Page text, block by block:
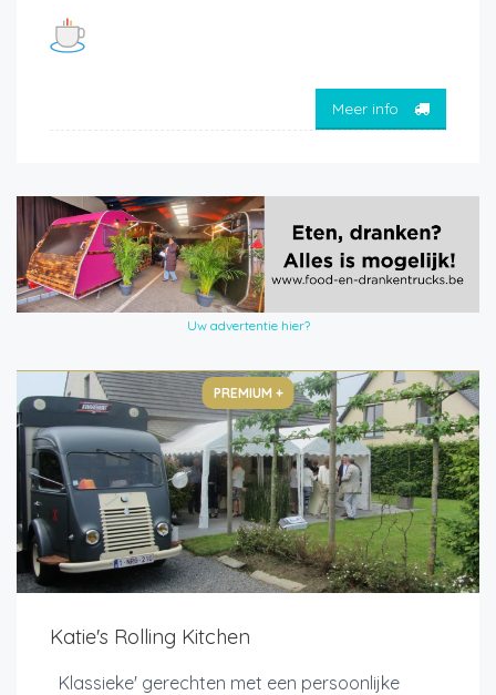
Meer info
Uw advertentie hier?
PREMIUM +
Katie's Rolling Kitchen
Klassieke' gerechten met een persoonlijke